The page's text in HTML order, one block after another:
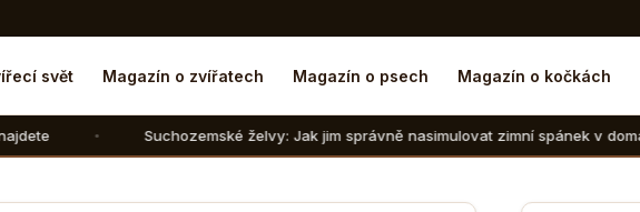
svět Magazín o zvířatech Magazín o psech Magazín o kočkách
Suchozemské želvy: Jak jim správně nasimulovat zimní spánek v domácích podmínkách